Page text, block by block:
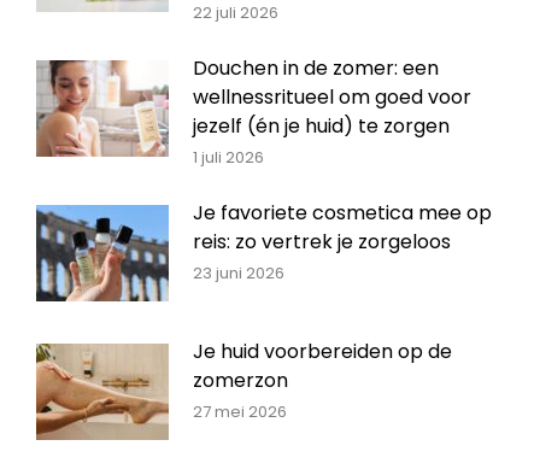
22 juli 2026
Douchen in de zomer: een
wellnessritueel om goed voor
jezelf (én je huid) te zorgen
1 juli 2026
Je favoriete cosmetica mee op
reis: zo vertrek je zorgeloos
23 juni 2026
Je huid voorbereiden op de
zomerzon
27 mei 2026